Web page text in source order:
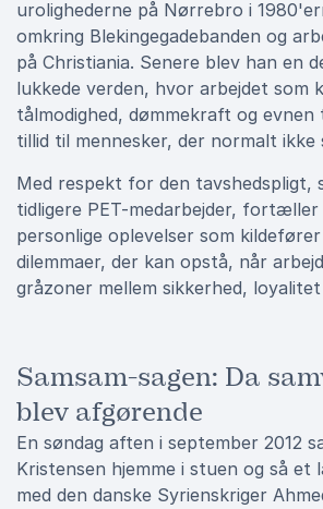
urolighederne på Nørrebro i
omkring Blekingegadebanden og
på Christiania. Senere blev han en
lukkede verden, hvor arbejdet
tålmodighed, dømmekraft og evnen
tillid til mennesker, der normalt ikke
Med respekt for den tavshedspligt,
tidligere PET-medarbejder, fortæller
personlige oplevelser som
dilemmaer, der kan opstå, når
gråzoner mellem sikkerhed,
Samsam-sagen: Da
blev afgørende
En søndag aften i september 2012
Kristensen hjemme i stuen og så
med den danske Syrienskriger